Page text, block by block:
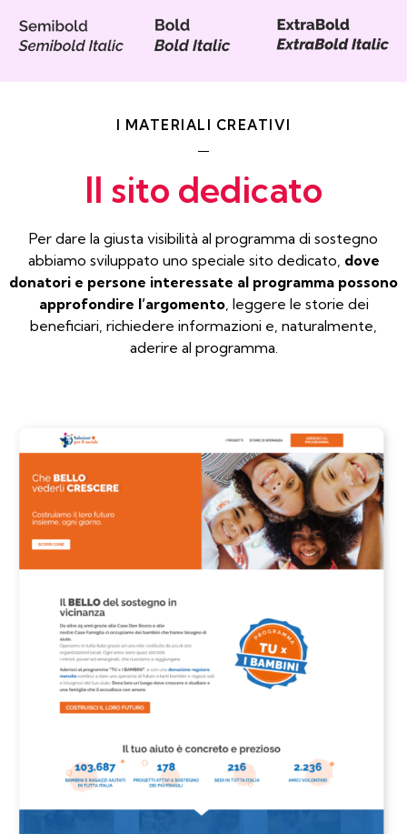
I MATERIALI CREATIVI
Il sito dedicato
Per dare la giusta visibilità al programma di sostegno
abbiamo sviluppato uno speciale sito dedicato, dove
donatori e persone interessate al programma possono
approfondire l’argomento, leggere le storie dei
beneficiari, richiedere informazioni e, naturalmente,
aderire al programma.